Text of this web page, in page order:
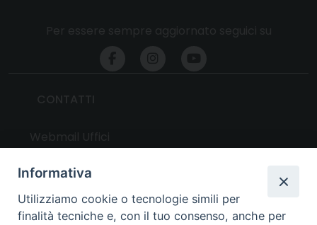
UTILITY
Informativa
Utilizziamo cookie o tecnologie simili per
finalità tecniche e, con il tuo consenso, anche per